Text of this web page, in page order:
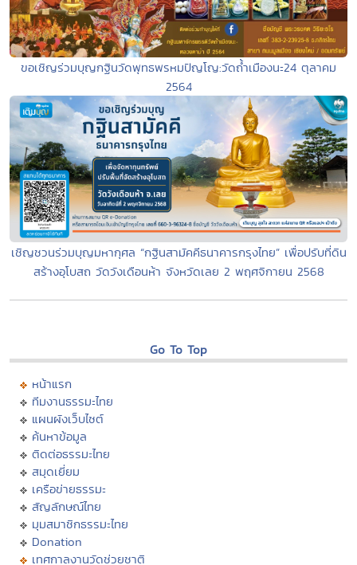
ขอเชิญร่วมบุญกฐินวัดพุทธพรหมปัญโญ:วัดถ้ำเมืองนะ24 ตุลาคม
2564
เชิญชวนร่วมบุญมหากุศล “กฐินสามัคคีธนาคารกรุงไทย” เพื่อปรับที่ดิน
สร้างอุโบสถ วัดวังเดือนห้า จังหวัดเลย 2 พฤศจิกายน 2568
Go To Top
หน้าแรก
ทีมงานธรรมะไทย
แผนผังเว็บไซต์
ค้นหาข้อมูล
ติดต่อธรรมะไทย
สมุดเยี่ยม
เครือข่ายธรรมะ
สัญลักษณ์ไทย
มุมสมาชิกธรรมะไทย
Donation
เทศกาลงานวัดช่วยชาติ